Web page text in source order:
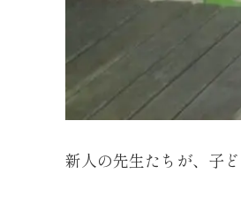
新人の先生たちが、子